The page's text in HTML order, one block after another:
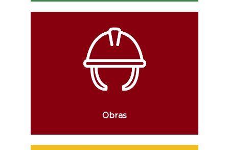
Obras
Consulte informações sobre obras como
data de início, etapas, percentual
concluído e demais informações.